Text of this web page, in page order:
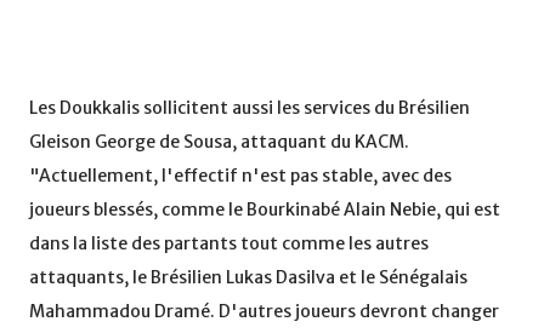
Les Doukkalis sollicitent aussi les services du Brésilien
Gleison George de Sousa, attaquant du KACM.
"Actuellement, l'effectif n'est pas stable, avec des
joueurs blessés, comme le Bourkinabé Alain Nebie, qui est
dans la liste des partants tout comme les autres
attaquants, le Brésilien Lukas Dasilva et le Sénégalais
Mahammadou Dramé. D'autres joueurs devront changer